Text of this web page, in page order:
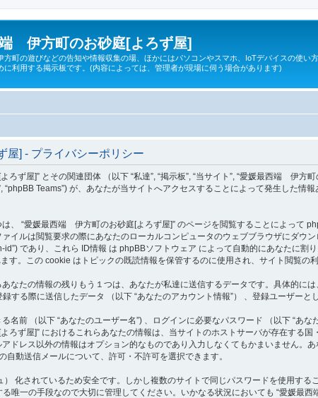
伊方町のお砂庭[よろず屋]
方町の遊びなどの告知や情報収集の場、ほかにはパソコンやスマホ、IoTデバイスの使い
に利用する掲示板です。(内容によっては、管理者が現場に伺う場合があります)
] - プライバシーポリシー
ず屋]” とその関連団体 （以下 “私達”, “掲示板”, “当サイト”, “愛媛最西端 伊方
“phpBB Teams”) が、あなたが当サイトへアクセスすることによって発生した
、 “愛媛最西端 伊方町のお砂庭[よろず屋]” のページを閲覧することによって
イルは閲覧要求の際にあなたのローカルコンピュータのウェブブラウザにダウ
id”) であり、これら ID情報 は phpBBソフトウェア によって自動的にあなたに
す。この cookie はトピックの既読情報を保管するのに使用され、サイト閲覧の
なたの情報の残りもう１つは、あなたが私達に送信するデータです。具体的に
る際に送信したデータ （以下 “あなたのアカウント情報”） 、登録ユーザーと
名前 （以下 “あなたのユーザー名”) 、ログインに必要なパスワード （以下 “あ
ろず屋]” におけるこれらあなたの情報は、当サイトのホストサーバが存在する
ドレス以外の情報はオプション的なものであり入力しなくてもかまいません。
動送信メールについて、許可・不許可を選択できます。
化されているため安全です。しかし複数のサイトで同じパスワードを使用す
唯一の手段なので大切に管理してください。いかなる状況においても “愛媛